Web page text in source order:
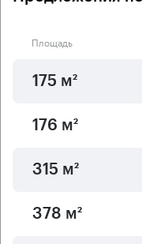
Площадь
175 м²
176 м²
315 м²
378 м²